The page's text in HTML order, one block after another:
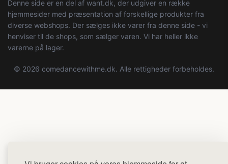
Denne side er en del af want.dk, der udgiver en række
hjemmesider med præsentation af forskellige produkter fra
diverse webshops. Der sælges ikke varer fra denne side - vi
henviser til de shops, som sælger varen. Vi har heller ikke
varerne på lager.
© 2026 comedancewithme.dk. Alle rettigheder forbeholdes.